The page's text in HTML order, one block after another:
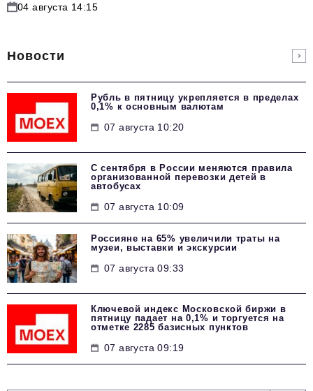
04 августа 14:15
Новости
Рубль в пятницу укрепляется в пределах
0,1% к основным валютам
07 августа 10:20
С сентября в России меняются правила
организованной перевозки детей в
автобусах
07 августа 10:09
Россияне на 65% увеличили траты на
музеи, выставки и экскурсии
07 августа 09:33
Ключевой индекс Московской биржи в
пятницу падает на 0,1% и торгуется на
отметке 2285 базисных пунктов
07 августа 09:19